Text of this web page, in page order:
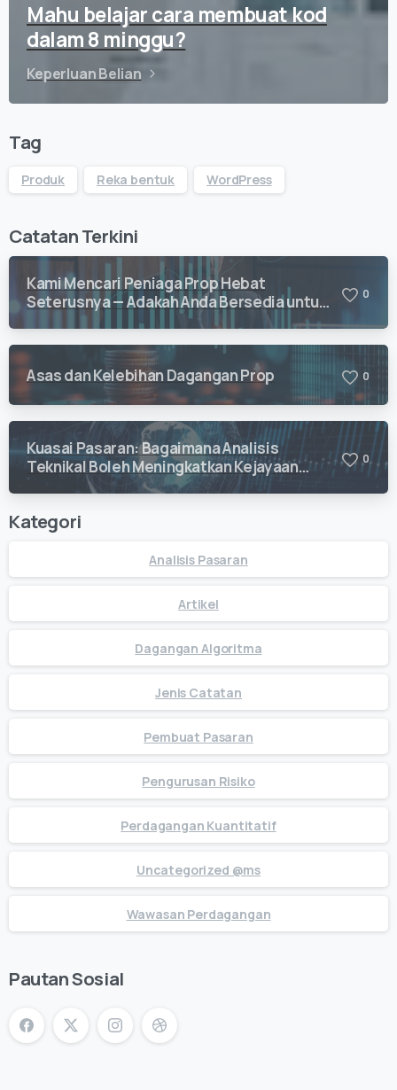
Mahu belajar cara membuat kod
dalam 8 minggu?
Keperluan Belian
Tag
Produk Reka bentuk WordPress
Catatan Terkini
Kami Mencari Peniaga Prop Hebat
Seterusnya — Adakah Anda Bersedia untuk
Berdagang dengan Vision Quant?
0
Asas dan Kelebihan Dagangan Prop 0
Kuasai Pasaran: Bagaimana Analisis
Teknikal Boleh Meningkatkan Kejayaan
Dagangan Anda
0
Kategori
Analisis Pasaran
Artikel
Dagangan Algoritma
Jenis Catatan
Pembuat Pasaran
Pengurusan Risiko
Perdagangan Kuantitatif
Uncategorized @ms
Wawasan Perdagangan
Pautan Sosial